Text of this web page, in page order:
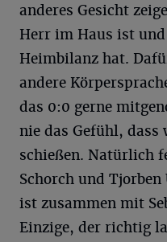
anderes Gesicht
Herr im Haus ist
Heimbilanz hat.
andere
das 0:0 gerne
nie das Gefühl,
schießen. Natürlich
Schorch und
ist zusammen mit
Einzige, der richtig